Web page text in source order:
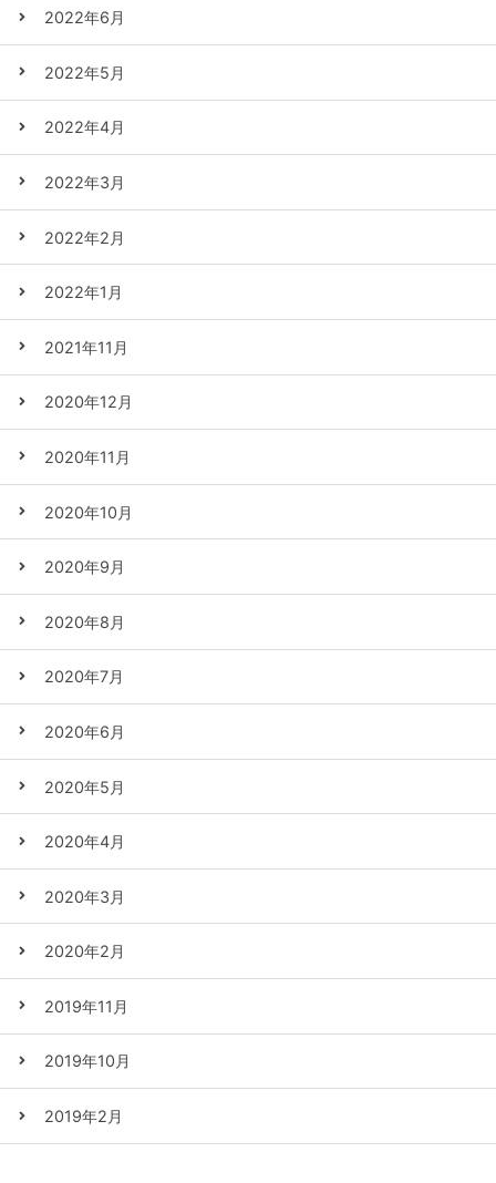
2022年6月
2022年5月
2022年4月
2022年3月
2022年2月
2022年1月
2021年11月
2020年12月
2020年11月
2020年10月
2020年9月
2020年8月
2020年7月
2020年6月
2020年5月
2020年4月
2020年3月
2020年2月
2019年11月
2019年10月
2019年2月